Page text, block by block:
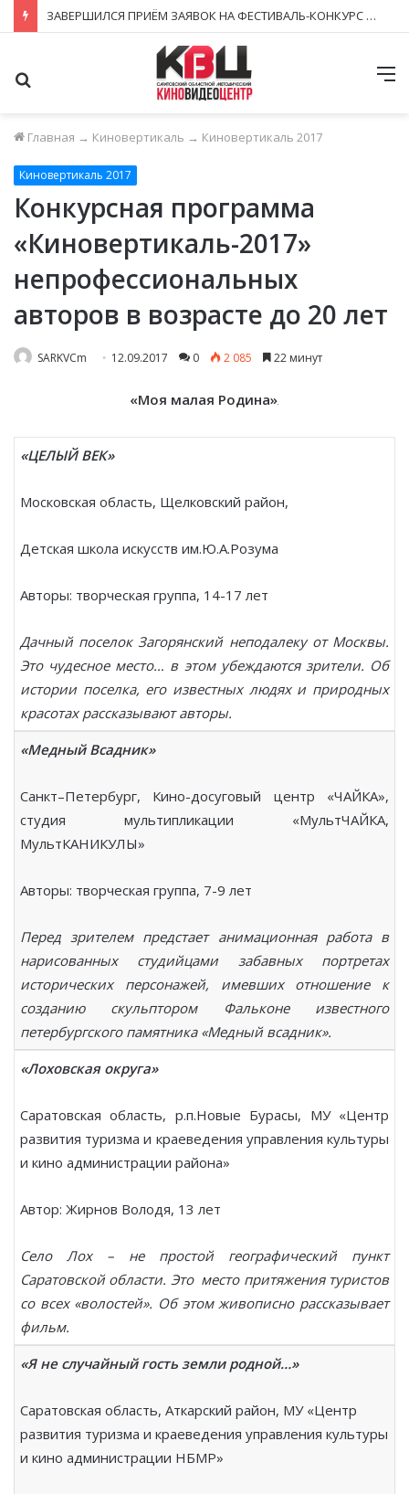
ЗАВЕРШИЛСЯ ПРИЁМ ЗАЯВОК НА ФЕСТИВАЛЬ-КОНКУРС «КИНОВЕРТИКАЛЬ 2026»
Главная → Киновертикаль → Киновертикаль 2017
Киновертикаль 2017
Конкурсная программа
«Киновертикаль-2017»
непрофессиональных
авторов в возрасте до 20 лет
SARKVCm 12.09.2017 0 2 085 22 минут
«Моя малая Родина»
«ЦЕЛЫЙ ВЕК»
Московская область, Щелковский район,
Детская школа искусств им.Ю.А.Розума
Авторы: творческая группа, 14-17 лет
Дачный поселок Загорянский неподалеку от Москвы.
Это чудесное место… в этом убеждаются зрители. Об
истории поселка, его известных людях и природных
красотах рассказывают авторы.
«Медный Всадник»
Санкт–Петербург, Кино-досуговый центр «ЧАЙКА»,
студия мультипликации «МультЧАЙКА,
МультКАНИКУЛЫ»
Авторы: творческая группа, 7-9 лет
Перед зрителем предстает анимационная работа в
нарисованных студийцами забавных портретах
исторических персонажей, имевших отношение к
созданию скульптором Фальконе известного
петербургского памятника «Медный всадник».
«Лоховская округа»
Саратовская область, р.п.Новые Бурасы, МУ «Центр
развития туризма и краеведения управления культуры
и кино администрации района»
Автор: Жирнов Володя, 13 лет
Село Лох – не простой географический пункт
Саратовской области. Это место притяжения туристов
со всех «волостей». Об этом живописно рассказывает
фильм.
«Я не случайный гость земли родной…»
Саратовская область, Аткарский район, МУ «Центр
развития туризма и краеведения управления культуры
и кино администрации НБМР»